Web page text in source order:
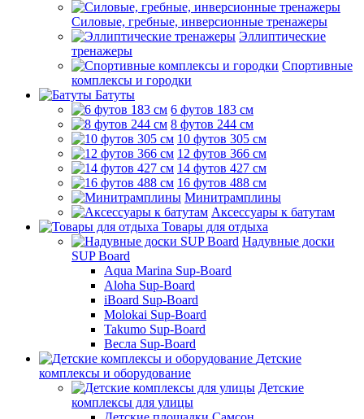
Силовые, гребные, инверсионные тренажеры
Эллиптические
тренажеры
Спортивные
комплексы и городки
Батуты
6 футов 183 см
8 футов 244 см
10 футов 305 см
12 футов 366 см
14 футов 427 см
16 футов 488 см
Минитрамплины
Аксессуары к батутам
Товары для отдыха
Надувные доски
SUP Board
Aqua Marina Sup-Board
Aloha Sup-Board
iBoard Sup-Board
Molokai Sup-Board
Takumo Sup-Board
Весла Sup-Board
Детские
комплексы и оборудование
Детские
комплексы для улицы